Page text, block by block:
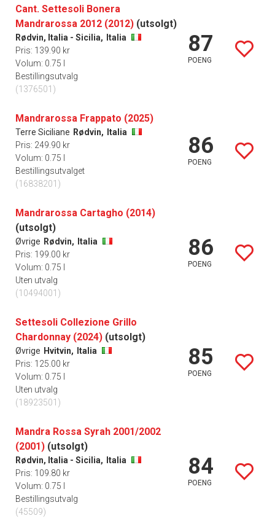
Cant. Settesoli Bonera
Mandrarossa 2012 (2012) (utsolgt)
Rødvin, Italia - Sicilia,
Italia
Pris: 139.90 kr
Volum: 0.75 l
Bestillingsutvalg
(1376501)
87
POENG
Mandrarossa Frappato (2025)
Terre Siciliane Rødvin,
Italia
Pris: 249.90 kr
Volum: 0.75 l
Bestillingsutvalget
(16838201)
86
POENG
Mandrarossa Cartagho (2014)
(utsolgt)
Øvrige Rødvin,
Italia
Pris: 199.00 kr
Volum: 0.75 l
Uten utvalg
(10494001)
86
POENG
Settesoli Collezione Grillo
Chardonnay (2024) (utsolgt)
Øvrige Hvitvin,
Italia
Pris: 125.00 kr
Volum: 0.75 l
Uten utvalg
(18923501)
85
POENG
Mandra Rossa Syrah 2001/2002
(2001) (utsolgt)
Rødvin, Italia - Sicilia,
Italia
Pris: 109.80 kr
Volum: 0.75 l
Bestillingsutvalg
(45509)
84
POENG